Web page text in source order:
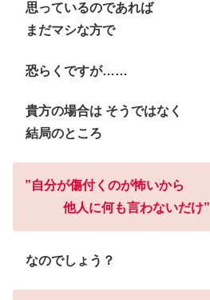
思っているのであれば
まだマシな方で
恐らくですが……
貴方の場合は そうではなく
結局のところ
”自分が傷付くのが怖いから
他人に何も言わないだけ”
なのでしょう？